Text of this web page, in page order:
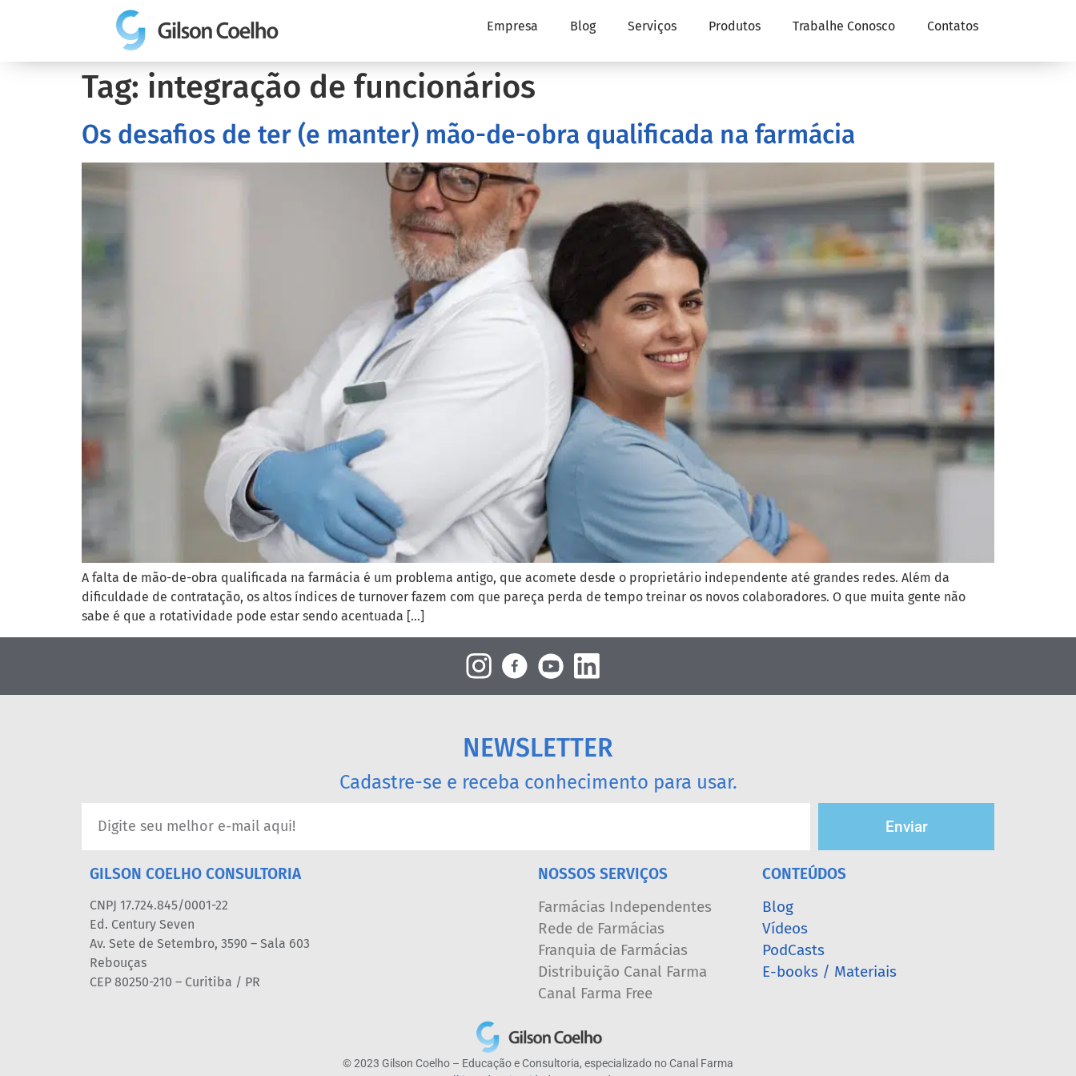
Empresa Blog Serviços Produtos Trabalhe Conosco Contatos
Tag: integração de funcionários
Os desafios de ter (e manter) mão-de-obra qualificada na farmácia
A falta de mão-de-obra qualificada na farmácia é um problema antigo, que acomete desde o proprietário independente até grandes redes. Além da
dificuldade de contratação, os altos índices de turnover fazem com que pareça perda de tempo treinar os novos colaboradores. O que muita gente não
sabe é que a rotatividade pode estar sendo acentuada […]
NEWSLETTER
Cadastre-se e receba conhecimento para usar.
Enviar
GILSON COELHO CONSULTORIA
CNPJ 17.724.845/0001-22
Ed. Century Seven
Av. Sete de Setembro, 3590 – Sala 603
Rebouças
CEP 80250-210 – Curitiba / PR
NOSSOS SERVIÇOS
Farmácias Independentes
Rede de Farmácias
Franquia de Farmácias
Distribuição Canal Farma
Canal Farma Free
CONTEÚDOS
Blog
Vídeos
PodCasts
E-books / Materiais
© 2023 Gilson Coelho – Educação e Consultoria, especializado no Canal Farma